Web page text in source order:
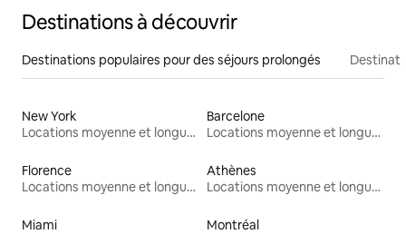
Destinations à découvrir
Destinations populaires pour des séjours prolongés
New York
Locations moyenne et longue durée
Barcelone
Locations moyenne et longue durée
Florence
Locations moyenne et longue durée
Athènes
Locations moyenne et longue durée
Miami
Montréal